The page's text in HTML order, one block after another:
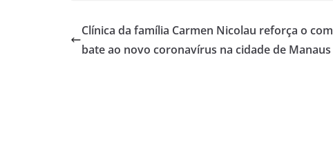
Clínica da família Carmen Nicolau reforça o com
bate ao novo coronavírus na cidade de Manaus